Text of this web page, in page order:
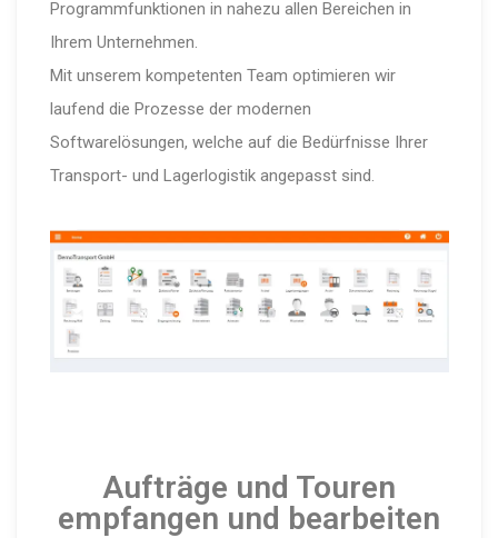
Programmfunktionen in nahezu allen Bereichen in
Ihrem Unternehmen.
Mit unserem kompetenten Team optimieren wir
laufend die Prozesse der modernen
Softwarelösungen, welche auf die Bedürfnisse Ihrer
Transport- und Lagerlogistik angepasst sind.
Aufträge und Touren
empfangen und bearbeiten